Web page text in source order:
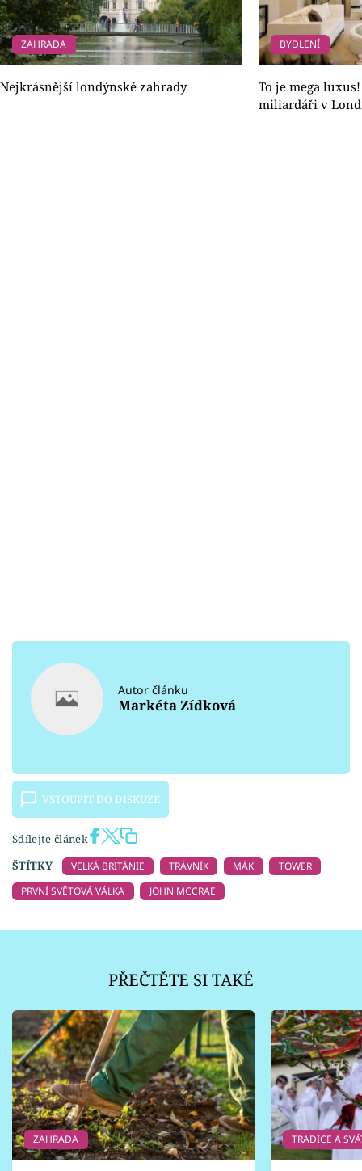
ZAHRADA
Nejkrásnější londýnské zahrady
BYDLENÍ
To je mega
miliardáři v
Autor článku
Markéta Zídková
VSTOUPIT DO DISKUZE
Sdílejte článek
ŠTÍTKY
VELKÁ BRITÁNIE TRÁVNÍK MÁK
TOWER
PRVNÍ SVĚTOVÁ VÁLKA
JOHN MCCRAE
PŘEČTĚTE SI TAKÉ
ZAHRADA TRADICE A